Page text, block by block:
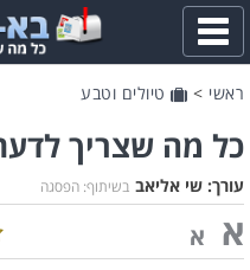
פתח
תפריט
ראשי > טיולים וטבע
כל מה שצריך
בשיתוף: הפסגה עורך: שי אליאב
א א